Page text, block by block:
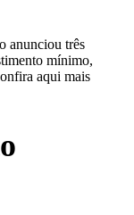
anunciou três
mínimo,
aqui mais